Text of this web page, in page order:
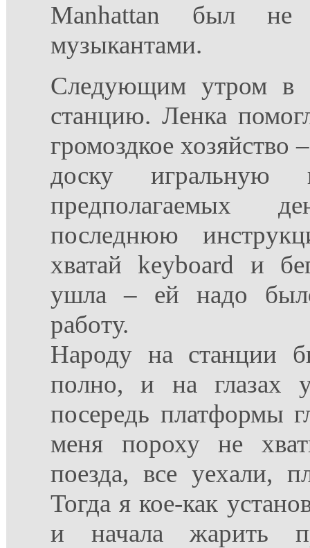
Manhattаn был не
музыкантами.
Следующим утром в
станцию. Ленка
громоздкое хозяйство
доску
предполагаемых
последнюю
хватай keyboard и
ушла – ей надо
работу.
Народу на станции
полно, и на глазах у
посередь платформы
меня пороху не
поезда, все уехали,
Тогда я кое-как
и начала жарить